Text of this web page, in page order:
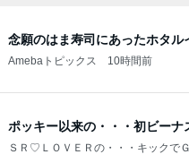
念願のはま寿司にあったホタル
Amebaトピックス 10時間前
ポッキー以来の・・・初ビーナ
ＳＲ♡ＬＯＶＥＲの・・・キックで